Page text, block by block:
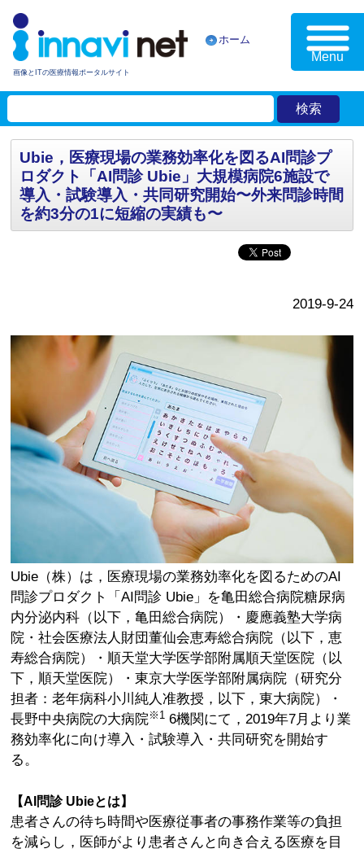
画像とITの医療情報ポータルサイト
ホーム
Menu
Ubie，医療現場の業務効率化を図るAI問診プ
ロダクト「AI問診 Ubie」大規模病院6施設で
導入・試験導入・共同研究開始〜外来問診時間
を約3分の1に短縮の実績も〜
2019-9-24
Ubie（株）は，医療現場の業務効率化を図るためのAI
問診プロダクト「AI問診 Ubie」を亀田総合病院糖尿病
内分泌内科（以下，亀田総合病院）・慶應義塾大学病
院・社会医療法人財団董仙会恵寿総合病院（以下，恵
寿総合病院）・順天堂大学医学部附属順天堂医院（以
下，順天堂医院）・東京大学医学部附属病院（研究分
担者：老年病科小川純人准教授，以下，東大病院）・
長野中央病院の大病院※1 6機関にて，2019年7月より業
務効率化に向け導入・試験導入・共同研究を開始す
る。
【AI問診 Ubieとは】
患者さんの待ち時間や医療従事者の事務作業等の負担
を減らし，医師がより患者さんと向き合える医療を目